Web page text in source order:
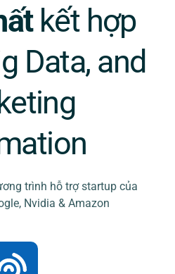
kết hợp
Data, and
trình hỗ trợ startup của
Nvidia & Amazon